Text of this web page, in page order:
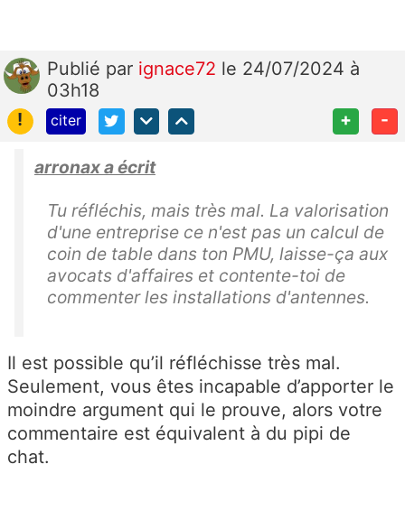
Publié par ignace72 le 24/07/2024 à
03h18
!
citer + -
arronax a écrit
Tu réfléchis, mais très mal. La valorisation
d'une entreprise ce n'est pas un calcul de
coin de table dans ton PMU, laisse-ça aux
avocats d'affaires et contente-toi de
commenter les installations d'antennes.
Il est possible qu’il réfléchisse très mal.
Seulement, vous êtes incapable d’apporter le
moindre argument qui le prouve, alors votre
commentaire est équivalent à du pipi de
chat.